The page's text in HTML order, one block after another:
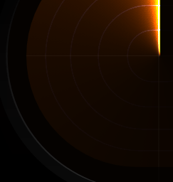
10 productos ganadores al
Filtra anuncios y tiendas
Encuentra los productos